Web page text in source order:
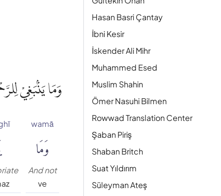
Hasan Basri Çantay
İbni Kesir
İskender Ali Mihr
Muhammed Esed
Muslim Shahin
Ömer Nasuhi Bilmen
Rowwad Translation Center
Şaban Piriş
Shaban Britch
Suat Yıldırım
Süleyman Ateş
وَمَا يَنْۢبَغِيْ
wamā
وَمَا
And not
ve